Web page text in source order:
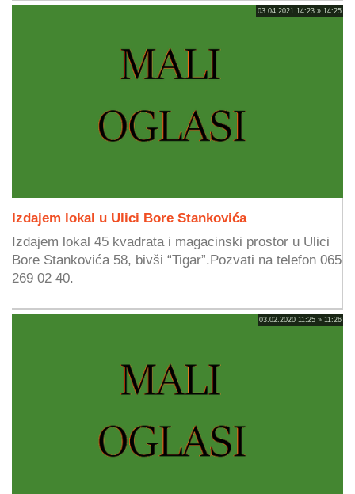
03.04.2021 14:23 » 14:25
Izdajem lokal u Ulici Bore Stankovića
Izdajem lokal 45 kvadrata i magacinski prostor u Ulici
Bore Stankovića 58, bivši “Tigar”.Pozvati na telefon 065
269 02 40.
03.02.2020 11:25 » 11:26